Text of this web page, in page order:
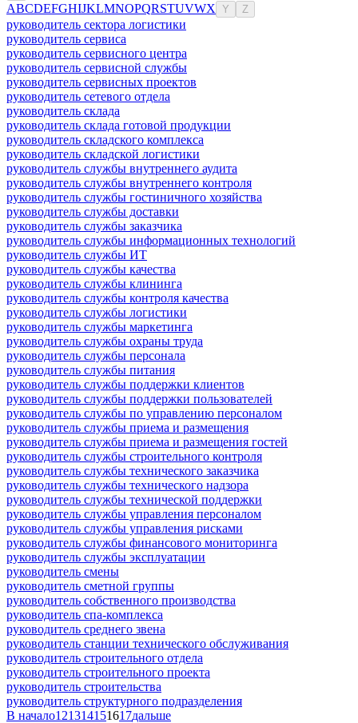
ABCDEFGHIJKLMNOPQRSTUVWX Y Z
руководитель сектора логистики
руководитель сервиса
руководитель сервисного центра
руководитель сервисной службы
руководитель сервисных проектов
руководитель сетевого отдела
руководитель склада
руководитель склада готовой продукции
руководитель складского комплекса
руководитель складской логистики
руководитель службы внутреннего аудита
руководитель службы внутреннего контроля
руководитель службы гостиничного хозяйства
руководитель службы доставки
руководитель службы заказчика
руководитель службы информационных технологий
руководитель службы ИТ
руководитель службы качества
руководитель службы клининга
руководитель службы контроля качества
руководитель службы логистики
руководитель службы маркетинга
руководитель службы охраны труда
руководитель службы персонала
руководитель службы питания
руководитель службы поддержки клиентов
руководитель службы поддержки пользователей
руководитель службы по управлению персоналом
руководитель службы приема и размещения
руководитель службы приема и размещения гостей
руководитель службы строительного контроля
руководитель службы технического заказчика
руководитель службы технического надзора
руководитель службы технической поддержки
руководитель службы управления персоналом
руководитель службы управления рисками
руководитель службы финансового мониторинга
руководитель службы эксплуатации
руководитель смены
руководитель сметной группы
руководитель собственного производства
руководитель спа-комплекса
руководитель среднего звена
руководитель станции технического обслуживания
руководитель строительного отдела
руководитель строительного проекта
руководитель строительства
руководитель структурного подразделения
В начало121314151617дальше